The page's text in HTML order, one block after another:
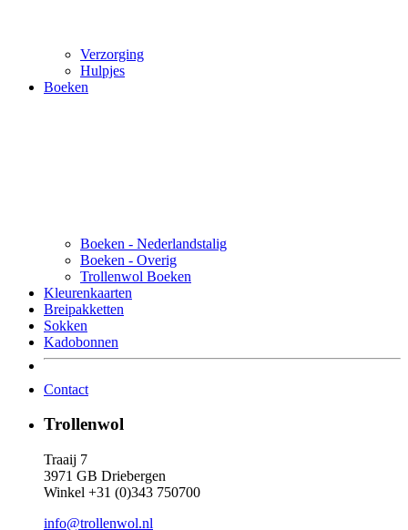
Verzorging
Hulpjes
Boeken
Boeken - Nederlandstalig
Boeken - Overig
Trollenwol Boeken
Kleurenkaarten
Breipakketten
Sokken
Kadobonnen
Contact
Trollenwol
Traaij 7
3971 GB Driebergen
Winkel +31 (0)343 750700
info@trollenwol.nl